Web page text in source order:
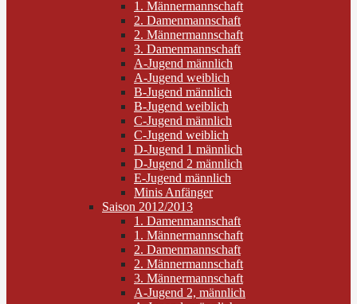
1. Männermannschaft
2. Damenmannschaft
2. Männermannschaft
3. Damenmannschaft
A-Jugend männlich
A-Jugend weiblich
B-Jugend männlich
B-Jugend weiblich
C-Jugend männlich
C-Jugend weiblich
D-Jugend 1 männlich
D-Jugend 2 männlich
E-Jugend männlich
Minis Anfänger
Saison 2012/2013
1. Damenmannschaft
1. Männermannschaft
2. Damenmannschaft
2. Männermannschaft
3. Männermannschaft
A-Jugend 2, männlich